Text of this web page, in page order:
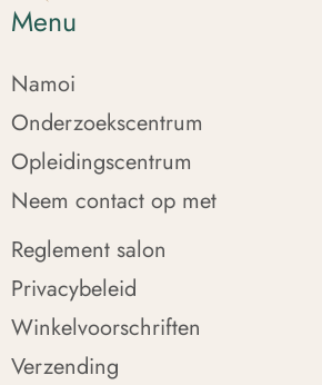
Menu
Namoi
Onderzoekscentrum
Opleidingscentrum
Neem contact op met
Reglement salon
Privacybeleid
Winkelvoorschriften
Verzending